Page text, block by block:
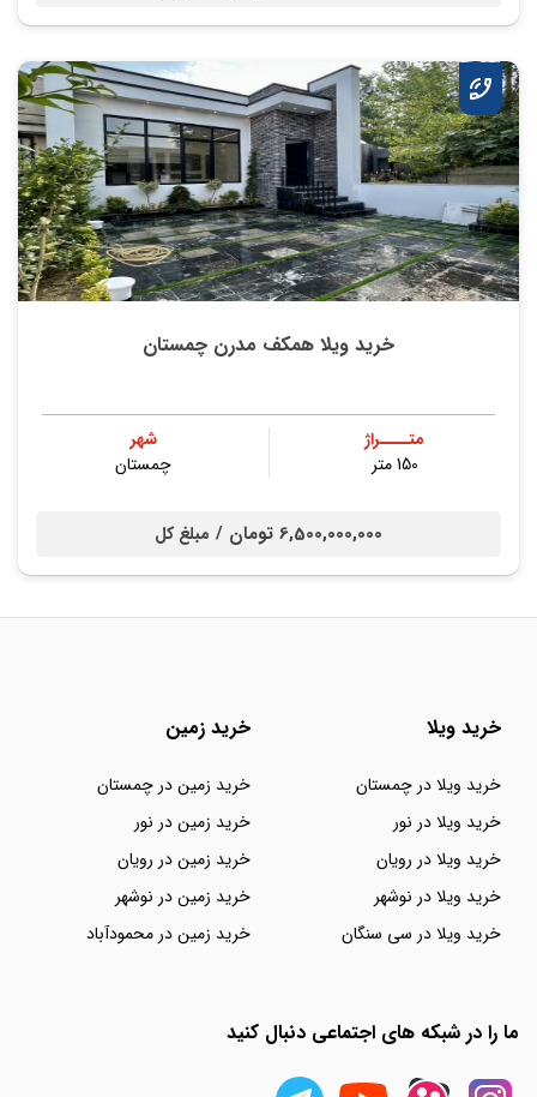
خرید ویلا همکف مدرن چمستان
متــــراژ
150 متر
شهر
چمستان
6,500,000,000 تومان / مبلغ کل
خرید ویلا
خرید ویلا در چمستان
خرید ویلا در نور
خرید ویلا در رویان
خرید ویلا در نوشهر
خرید ویلا در سی سنگان
خرید زمین
خرید زمین در چمستان
خرید زمین در نور
خرید زمین در رویان
خرید زمین در نوشهر
خرید زمین در محمودآباد
ما را در شبکه های اجتماعی دنبال کنید